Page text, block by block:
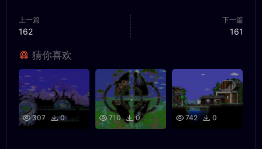
上一篇
162
下一篇
161
猜你喜欢
307 0 710 0 742 0